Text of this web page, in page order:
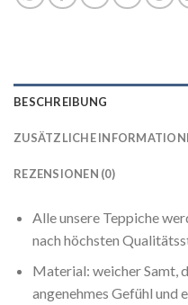
BESCHREIBUNG
ZUSÄTZLICHE
REZENSIONEN (0)
Alle unsere Teppiche
nach höchsten
Material: weicher Samt,
angenehmes Gefühl und